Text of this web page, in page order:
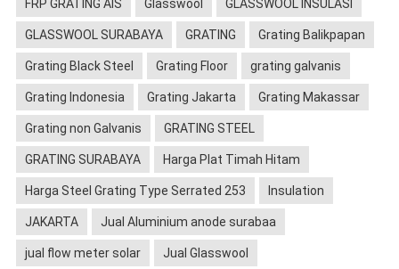
FRP GRATING AIS Glasswool GLASSWOOL INSULASI
GLASSWOOL SURABAYA GRATING Grating Balikpapan
Grating Black Steel Grating Floor grating galvanis
Grating Indonesia Grating Jakarta Grating Makassar
Grating non Galvanis GRATING STEEL
GRATING SURABAYA Harga Plat Timah Hitam
Harga Steel Grating Type Serrated 253 Insulation
JAKARTA Jual Aluminium anode surabaa
jual flow meter solar Jual Glasswool